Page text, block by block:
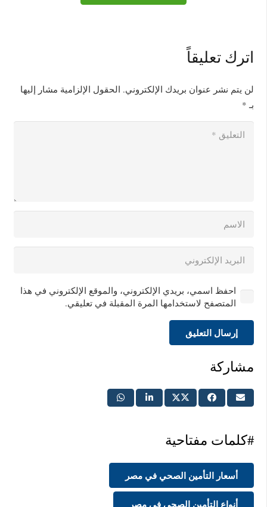
اترك تعليقاً
لن يتم نشر عنوان بريدك الإلكتروني. الحقول الإلزامية مشار إليها
بـ *
احفظ اسمي، بريدي الإلكتروني، والموقع الإلكتروني في هذا
المتصفح لاستخدامها المرة المقبلة في تعليقي.
إرسال التعليق
مشاركة
#كلمات مفتاحية
أسعار التأمين الصحي في مصر
أنواع التأمين الصحي في مصر